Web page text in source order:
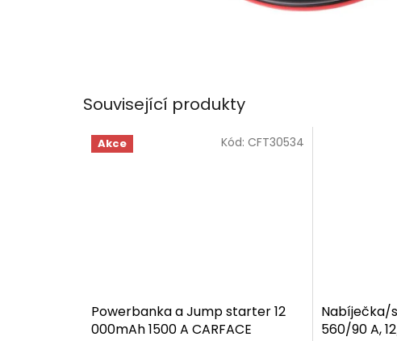
Související produkty
Akce
Powerbanka a Jump starter 12
000mAh 1500 A CARFACE
Kód: CFT30534
Nabíječka/
560/90 A,